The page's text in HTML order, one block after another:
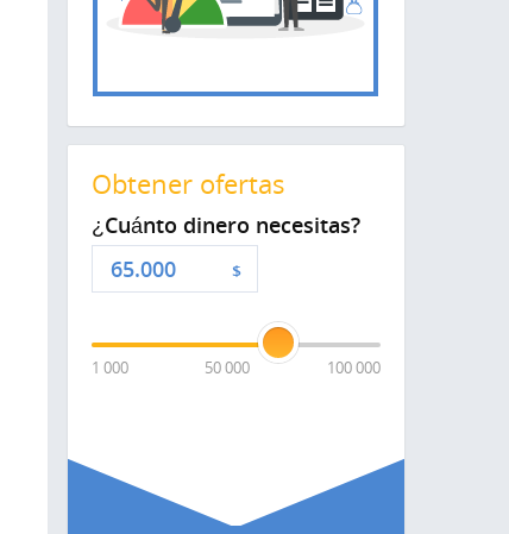
Obtener ofertas
¿Cuánto dinero necesitas?
$
1 000 50 000 100 000